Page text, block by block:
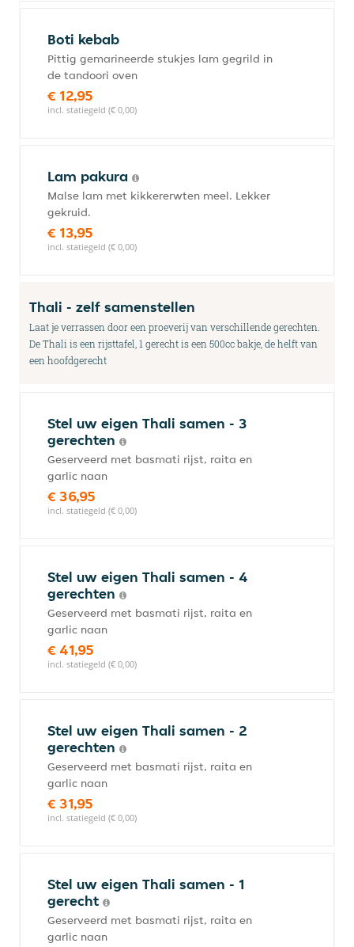
Boti kebab
Pittig gemarineerde stukjes lam gegrild in
de tandoori oven
€ 12,95
incl. statiegeld (€ 0,00)
Lam pakura
Malse lam met kikkererwten meel. Lekker
gekruid.
€ 13,95
incl. statiegeld (€ 0,00)
Thali - zelf samenstellen
Laat je verrassen door een proeverij van verschillende gerechten.
De Thali is een rijsttafel, 1 gerecht is een 500cc bakje, de helft van
een hoofdgerecht
Stel uw eigen Thali samen - 3
gerechten
Geserveerd met basmati rijst, raita en
garlic naan
€ 36,95
incl. statiegeld (€ 0,00)
Stel uw eigen Thali samen - 4
gerechten
Geserveerd met basmati rijst, raita en
garlic naan
€ 41,95
incl. statiegeld (€ 0,00)
Stel uw eigen Thali samen - 2
gerechten
Geserveerd met basmati rijst, raita en
garlic naan
€ 31,95
incl. statiegeld (€ 0,00)
Stel uw eigen Thali samen - 1
gerecht
Geserveerd met basmati rijst, raita en
garlic naan